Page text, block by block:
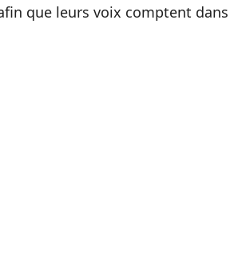
que leurs voix comptent dans